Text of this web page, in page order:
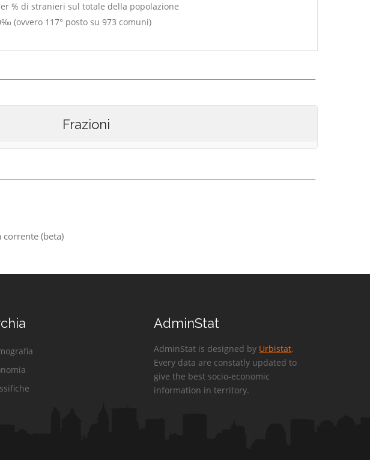
% di stranieri sul totale della popolazione
(ovvero 117° posto su 973 comuni)
Frazioni
(beta)
AdminStat
AdminStat is designed by Urbistat.
Every data are constatly updated to
give the best socio-economic
information in territory.